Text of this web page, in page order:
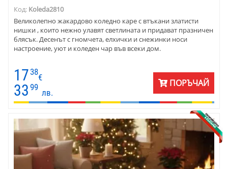
Код: Koleda2810
Великолепно жакардово коледно каре с втъкани златисти
нишки , които нежно улавят светлината и придават празничен
блясък. Десенът с гномчета, елхички и снежинки носи
настроение, уют и коледен чар във всеки дом.
17 38
€
33 99
лв.
ПОРЪЧАЙ